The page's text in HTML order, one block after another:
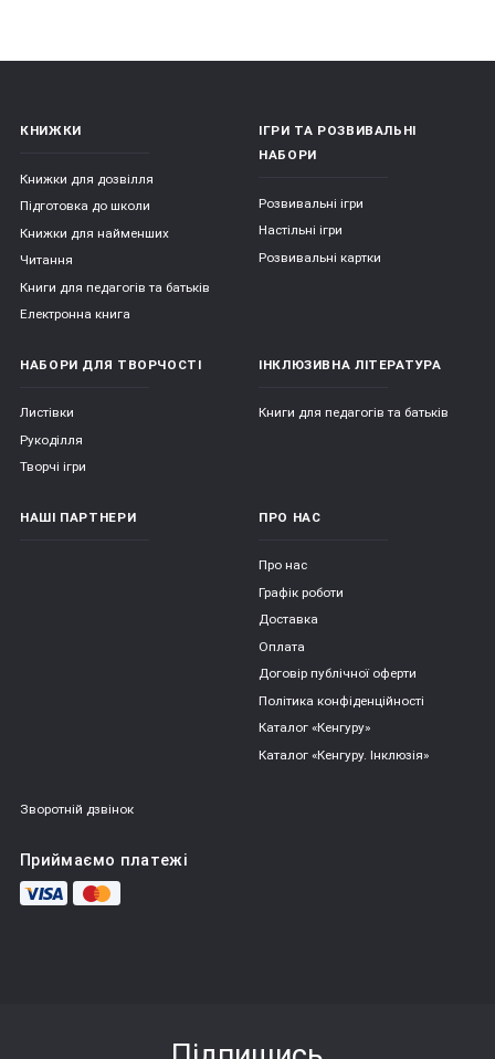
творчий розвиток у дітей.
Сортери можуть бути виконані з різних матеріалів: з
дерева, пластика, пластмаси, гуми або з тканини.
Якість використовуваних матеріалів постійно
контролюється. Вони безпечні для дітей, не мають
сторонніх запахів;
можуть бути зовсім простими (для дітей від 6
років). І ті, і інші покликані розвивати логічне
мислення, пам'ять, уважність, посидючість,
будинки, піраміди, літаки або машини, тварини,
логічні куби або будь-які інші геометричні фігури;
Є сортери для ігор на вулиці. Частина з них
поєднують в собі кілька функцій і можуть бути
одночасно іграшкою на колесах, яку зручно вести за
Частина сортерів є музичні іграшки зі світловими і
фігури. В її стінках пророблені отвори різної величини і
форми. Також в комплект входять фігурки, відповідні цих
отворів за формою і розміром. Завданням для дитини є
різними руками по черзі. Справа в тому, що маленькі дітки
КНИЖКИ
Книжки для дозвілля
Підготовка до школи
Книжки для найменших
Читання
Книги для педагогів та батьків
Електронна книга
ІГРИ ТА РОЗВИВАЛЬНІ
НАБОРИ
Розвивальні ігри
Настільні ігри
Розвивальні картки
НАБОРИ ДЛЯ ТВОРЧОСТІ
Листівки
Рукоділля
Творчі ігри
ІНКЛЮЗИВНА ЛІТЕРАТУРА
Книги для педагогів та батьків
НАШІ ПАРТНЕРИ ПРО НАС
Про нас
Графік роботи
Доставка
Оплата
Договір публічної оферти
Політика конфіденційності
Каталог «Кенгуру»
Каталог «Кенгуру. Інклюзія»
Зворотній дзвінок
Приймаємо платежі